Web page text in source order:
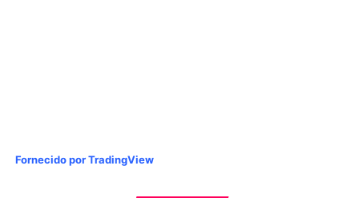
Fornecido por TradingView